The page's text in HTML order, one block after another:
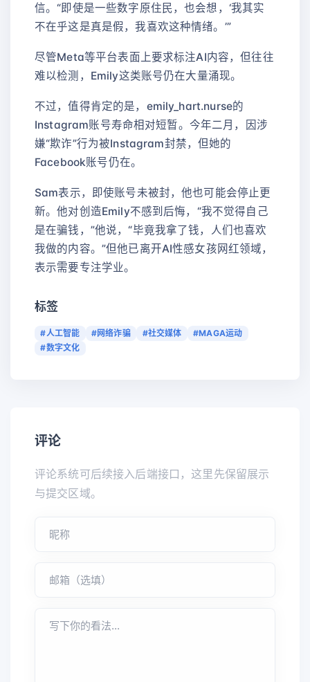
信。“即使是一些数字原住民，也会想，‘我其实
不在乎这是真是假，我喜欢这种情绪。’”
尽管Meta等平台表面上要求标注AI内容，但往往
难以检测，Emily这类账号仍在大量涌现。
不过，值得肯定的是，emily_hart.nurse的
Instagram账号寿命相对短暂。今年二月，因涉
嫌“欺诈”行为被Instagram封禁，但她的
Facebook账号仍在。
Sam表示，即使账号未被封，他也可能会停止更
新。他对创造Emily不感到后悔，“我不觉得自己
是在骗钱，”他说，“毕竟我拿了钱，人们也喜欢
我做的内容。”但他已离开AI性感女孩网红领域，
表示需要专注学业。
标签
#人工智能 #网络诈骗 #社交媒体
#MAGA运动
#数字文化
评论
评论系统可后续接入后端接口，这里先保留展示
与提交区域。